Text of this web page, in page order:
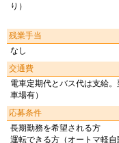
り）
残業手当
なし
交通費
電車定期代とバス代は支給
車場有）
応募条件
長期勤務を希望される方
運転できる方（オートマ軽自